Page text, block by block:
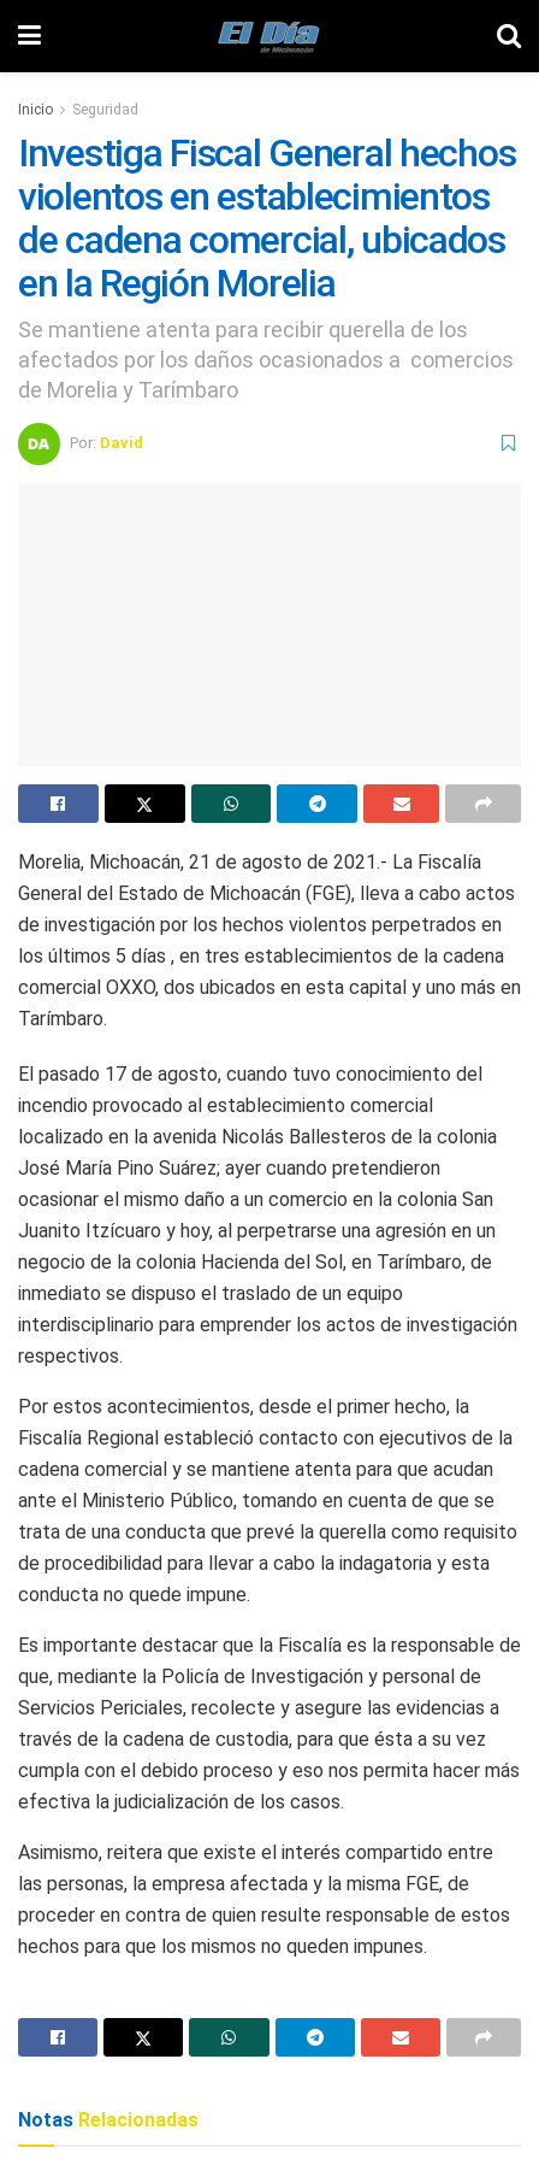
Inicio Seguridad
Investiga Fiscal General hechos
violentos en establecimientos
de cadena comercial, ubicados
en la Región Morelia
Se mantiene atenta para recibir querella de los
afectados por los daños ocasionados a comercios
de Morelia y Tarímbaro
Por: David
Morelia, Michoacán, 21 de agosto de 2021.- La Fiscalía
General del Estado de Michoacán (FGE), lleva a cabo actos
de investigación por los hechos violentos perpetrados en
los últimos 5 días , en tres establecimientos de la cadena
comercial OXXO, dos ubicados en esta capital y uno más en
Tarímbaro.
El pasado 17 de agosto, cuando tuvo conocimiento del
incendio provocado al establecimiento comercial
localizado en la avenida Nicolás Ballesteros de la colonia
José María Pino Suárez; ayer cuando pretendieron
ocasionar el mismo daño a un comercio en la colonia San
Juanito Itzícuaro y hoy, al perpetrarse una agresión en un
negocio de la colonia Hacienda del Sol, en Tarímbaro, de
inmediato se dispuso el traslado de un equipo
interdisciplinario para emprender los actos de investigación
respectivos.
Por estos acontecimientos, desde el primer hecho, la
Fiscalía Regional estableció contacto con ejecutivos de la
cadena comercial y se mantiene atenta para que acudan
ante el Ministerio Público, tomando en cuenta de que se
trata de una conducta que prevé la querella como requisito
de procedibilidad para llevar a cabo la indagatoria y esta
conducta no quede impune.
Es importante destacar que la Fiscalía es la responsable de
que, mediante la Policía de Investigación y personal de
Servicios Periciales, recolecte y asegure las evidencias a
través de la cadena de custodia, para que ésta a su vez
cumpla con el debido proceso y eso nos permita hacer más
efectiva la judicialización de los casos.
Asimismo, reitera que existe el interés compartido entre
las personas, la empresa afectada y la misma FGE, de
proceder en contra de quien resulte responsable de estos
hechos para que los mismos no queden impunes.
Notas Relacionadas